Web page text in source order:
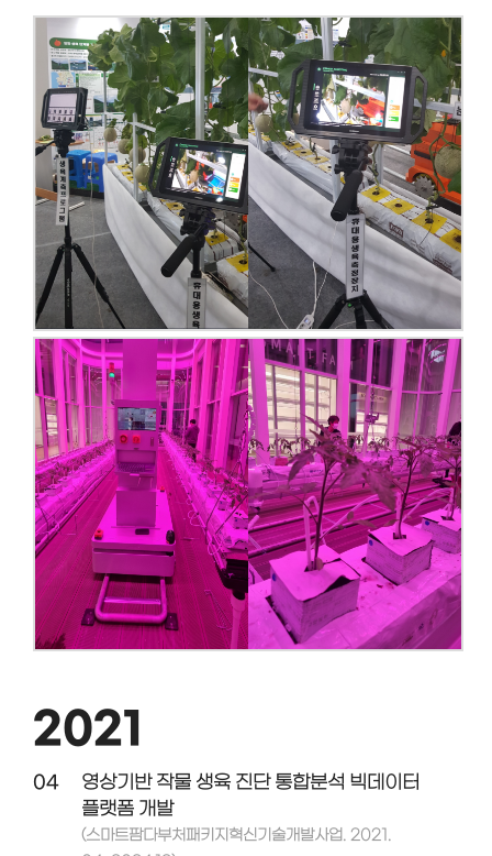
2021
04
영상기반 작물 생육 진단 통합분석 빅데이터
플랫폼 개발
(스마트팜다부처패키지혁신기술개발사업. 2021.